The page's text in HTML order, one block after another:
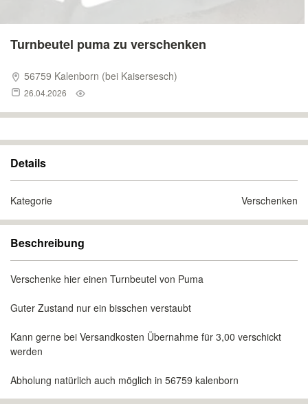
Turnbeutel puma zu verschenken
56759 Kalenborn (bei Kaisersesch)
26.04.2026
Details
Kategorie Verschenken
Beschreibung
Verschenke hier einen Turnbeutel von Puma
Guter Zustand nur ein bisschen verstaubt
Kann gerne bei Versandkosten Übernahme für 3,00 verschickt
werden
Abholung natürlich auch möglich in 56759 kalenborn